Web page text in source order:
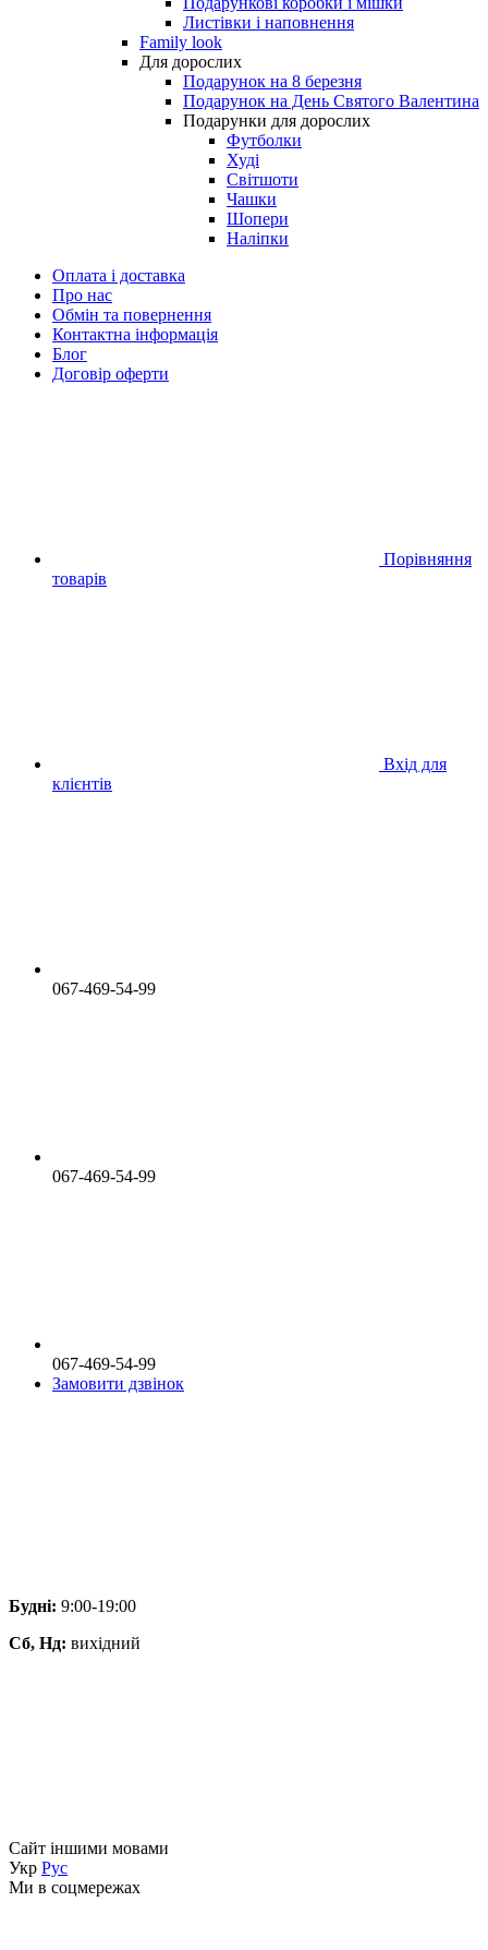
Листівки і наповнення
Family look
Для дорослих
Подарунок на 8 березня
Подарунок на День Святого Валентина
Подарунки для дорослих
Футболки
Худі
Світшоти
Чашки
Шопери
Наліпки
Оплата і доставка
Про нас
Обмін та повернення
Контактна інформація
Блог
Договір оферти
Порівняння
товарів
Вхід для
клієнтів
067-469-54-99
067-469-54-99
067-469-54-99
Замовити дзвінок
Будні: 9:00-19:00
Сб, Нд: вихідний
Сайт іншими мовами
Укр Рус
Ми в соцмережах